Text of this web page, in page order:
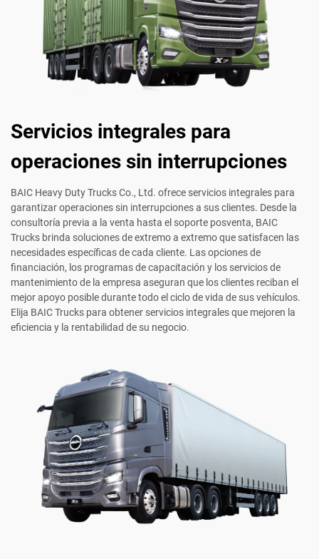
Servicios integrales para
operaciones sin interrupciones
BAIC Heavy Duty Trucks Co., Ltd. ofrece servicios integrales para
garantizar operaciones sin interrupciones a sus clientes. Desde la
consultoría previa a la venta hasta el soporte posventa, BAIC
Trucks brinda soluciones de extremo a extremo que satisfacen las
necesidades específicas de cada cliente. Las opciones de
financiación, los programas de capacitación y los servicios de
mantenimiento de la empresa aseguran que los clientes reciban el
mejor apoyo posible durante todo el ciclo de vida de sus vehículos.
Elija BAIC Trucks para obtener servicios integrales que mejoren la
eficiencia y la rentabilidad de su negocio.